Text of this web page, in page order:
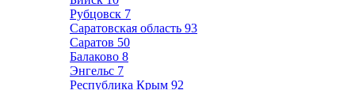
Рубцовск 7
Саратовская область 93
Саратов 50
Балаково 8
Энгельс 7
Республика Крым 92